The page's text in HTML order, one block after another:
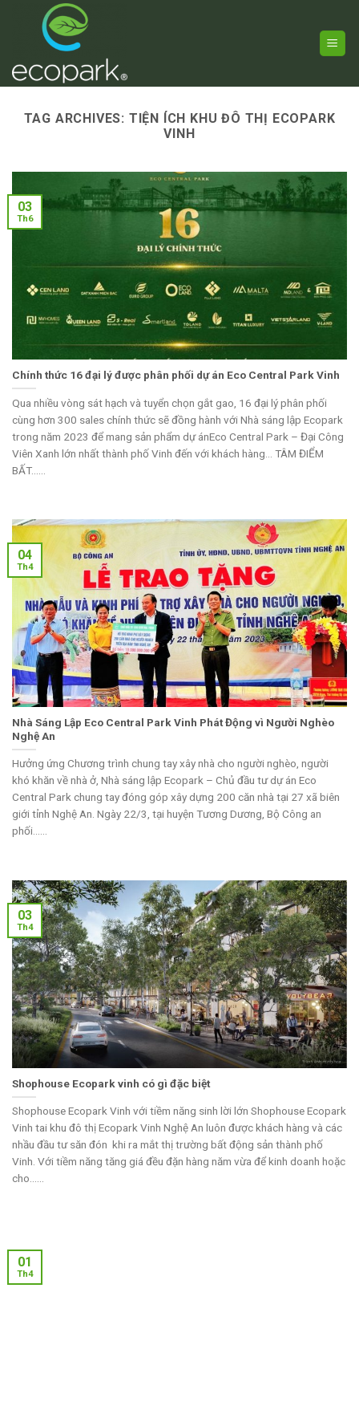
TAG ARCHIVES: TIỆN ÍCH KHU ĐÔ THỊ ECOPARK
VINH
Chính thức 16 đại lý được phân phối dự án Eco Central Park Vinh
Qua nhiều vòng sát hạch và tuyển chọn gắt gao, 16 đại lý phân phối
cùng hơn 300 sales chính thức sẽ đồng hành với Nhà sáng lập Ecopark
trong năm 2023 để mang sản phẩm dự ánEco Central Park – Đại Công
Viên Xanh lớn nhất thành phố Vinh đến với khách hàng… TÂM ĐIỂM
BẤT......
03
Th6
Nhà Sáng Lập Eco Central Park Vinh Phát Động vì Người Nghèo
Nghệ An
Hưởng ứng Chương trình chung tay xây nhà cho người nghèo, người
khó khăn về nhà ở, Nhà sáng lập Ecopark – Chủ đầu tư dự án Eco
Central Park chung tay đóng góp xây dựng 200 căn nhà tại 27 xã biên
giới tỉnh Nghệ An. Ngày 22/3, tại huyện Tương Dương, Bộ Công an
phối......
04
Th4
Shophouse Ecopark vinh có gì đặc biệt
Shophouse Ecopark Vinh với tiềm năng sinh lời lớn Shophouse Ecopark
Vinh tai khu đô thị Ecopark Vinh Nghệ An luôn được khách hàng và các
nhầu đầu tư săn đón khi ra mắt thị trường bất động sản thành phố
Vinh. Với tiềm năng tăng giá đều đặn hàng năm vừa để kinh doanh hoặc
cho......
03
Th4
01
Th4